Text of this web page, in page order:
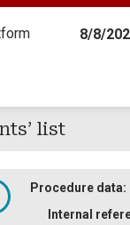
8/8/
list
Procedure data:
Internal